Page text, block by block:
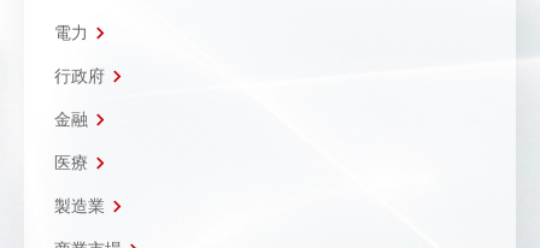
電力
行政府
金融
医療
製造業